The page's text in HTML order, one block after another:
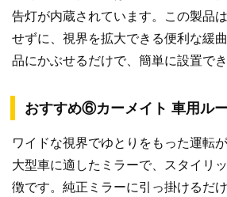
告灯が内蔵されています。この製品
せずに、視界を拡大できる便利な緩
品にかぶせるだけで、簡単に設置でき
おすすめ⑥カーメイト 車用ル
ワイドな視界でゆとりをもった運転
大型車に適したミラーで、スタイリ
徴です。純正ミラーに引っ掛けるだ